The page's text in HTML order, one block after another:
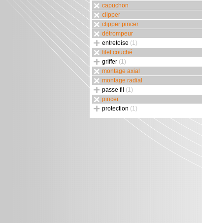
capuchon
clipper
clipper pincer
détrompeur
entretoise (1)
filet couché
griffer (1)
montage axial
montage radial
passe fil (1)
pincer
protection (1)